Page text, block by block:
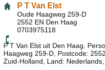
P T Van Elst
Oude Haagweg 259-D
2552 EN Den Haag
0703975118
P T Van Elst uit Den Haag.
Haagweg 259-D, Postcode:
Zuid-Holland, Land: